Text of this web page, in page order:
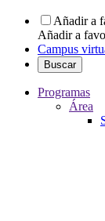
Añadir a
Añadir a
Campus
Buscar
Programas
Área